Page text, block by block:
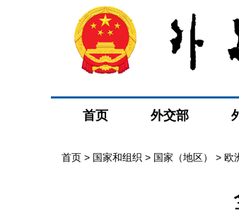
首页 外交部
首页 > 国家和组织 > 国家（地区） > 欧